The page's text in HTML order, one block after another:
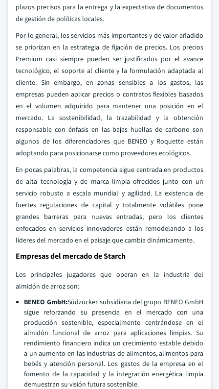
plazos precisos para la entrega y la expectativa de documentos
de gestión de políticas locales.
Por lo general, los servicios más importantes y de valor añadido
se priorizan en la estrategia de fijación de precios. Los precios
Premium casi siempre pueden ser justificados por el avance
tecnológico, el soporte al cliente y la formulación adaptada al
cliente. Sin embargo, en zonas sensibles a los gastos, las
empresas pueden aplicar precios o contratos flexibles basados
en el volumen adquirido para mantener una posición en el
mercado. La sostenibilidad, la trazabilidad y la obtención
responsable con énfasis en las bajas huellas de carbono son
algunos de los diferenciadores que BENEO y Roquette están
adoptando para posicionarse como proveedores ecológicos.
En pocas palabras, la competencia sigue centrada en productos
de alta tecnología y de marca limpia ofrecidos junto con un
servicio robusto a escala mundial y agilidad. La existencia de
fuertes regulaciones de capital y totalmente volátiles pone
grandes barreras para nuevas entradas, pero los clientes
enfocados en servicios innovadores están remodelando a los
líderes del mercado en el paisaje que cambia dinámicamente.
Empresas del mercado de Starch
Los principales jugadores que operan en la industria del
almidón de arroz son:
BENEO GmbH:Südzucker subsidiaria del grupo BENEO GmbH
sigue reforzando su presencia en el mercado con una
producción sostenible, especialmente centrándose en el
almidón funcional de arroz para aplicaciones limpias. Su
rendimiento financiero indica un crecimiento estable debido
a un aumento en las industrias de alimentos, alimentos para
bebés y atención personal. Los gastos de la empresa en el
fomento de la capacidad y la integración energética limpia
demuestran su visión futura sostenible.